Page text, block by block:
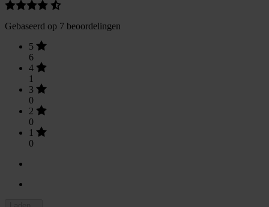
Gebaseerd op 7 beoordelingen
5
6
4
1
3
0
2
0
1
0